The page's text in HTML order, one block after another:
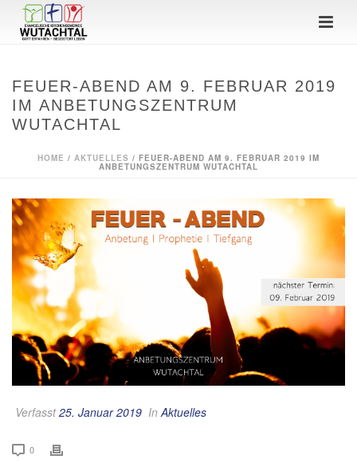
FEUER-ABEND AM 9. FEBRUAR 2019
IM ANBETUNGSZENTRUM
WUTACHTAL
HOME / AKTUELLES / FEUER-ABEND AM 9. FEBRUAR 2019 IM
ANBETUNGSZENTRUM WUTACHTAL
Verfasst25. Januar 2019 InAktuelles
0